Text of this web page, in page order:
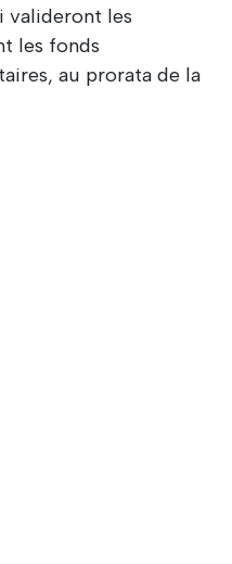
valideront les
les fonds
au prorata de la